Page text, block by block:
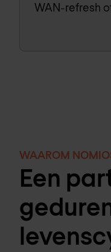
WAN-refresh
WAAROM
Een